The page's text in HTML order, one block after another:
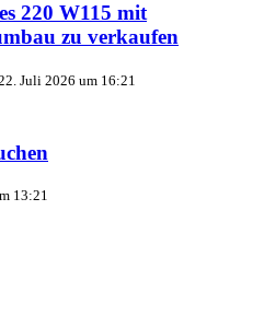
220 W115 mit
zu verkaufen
Juli 2026 um 16:21
13:21